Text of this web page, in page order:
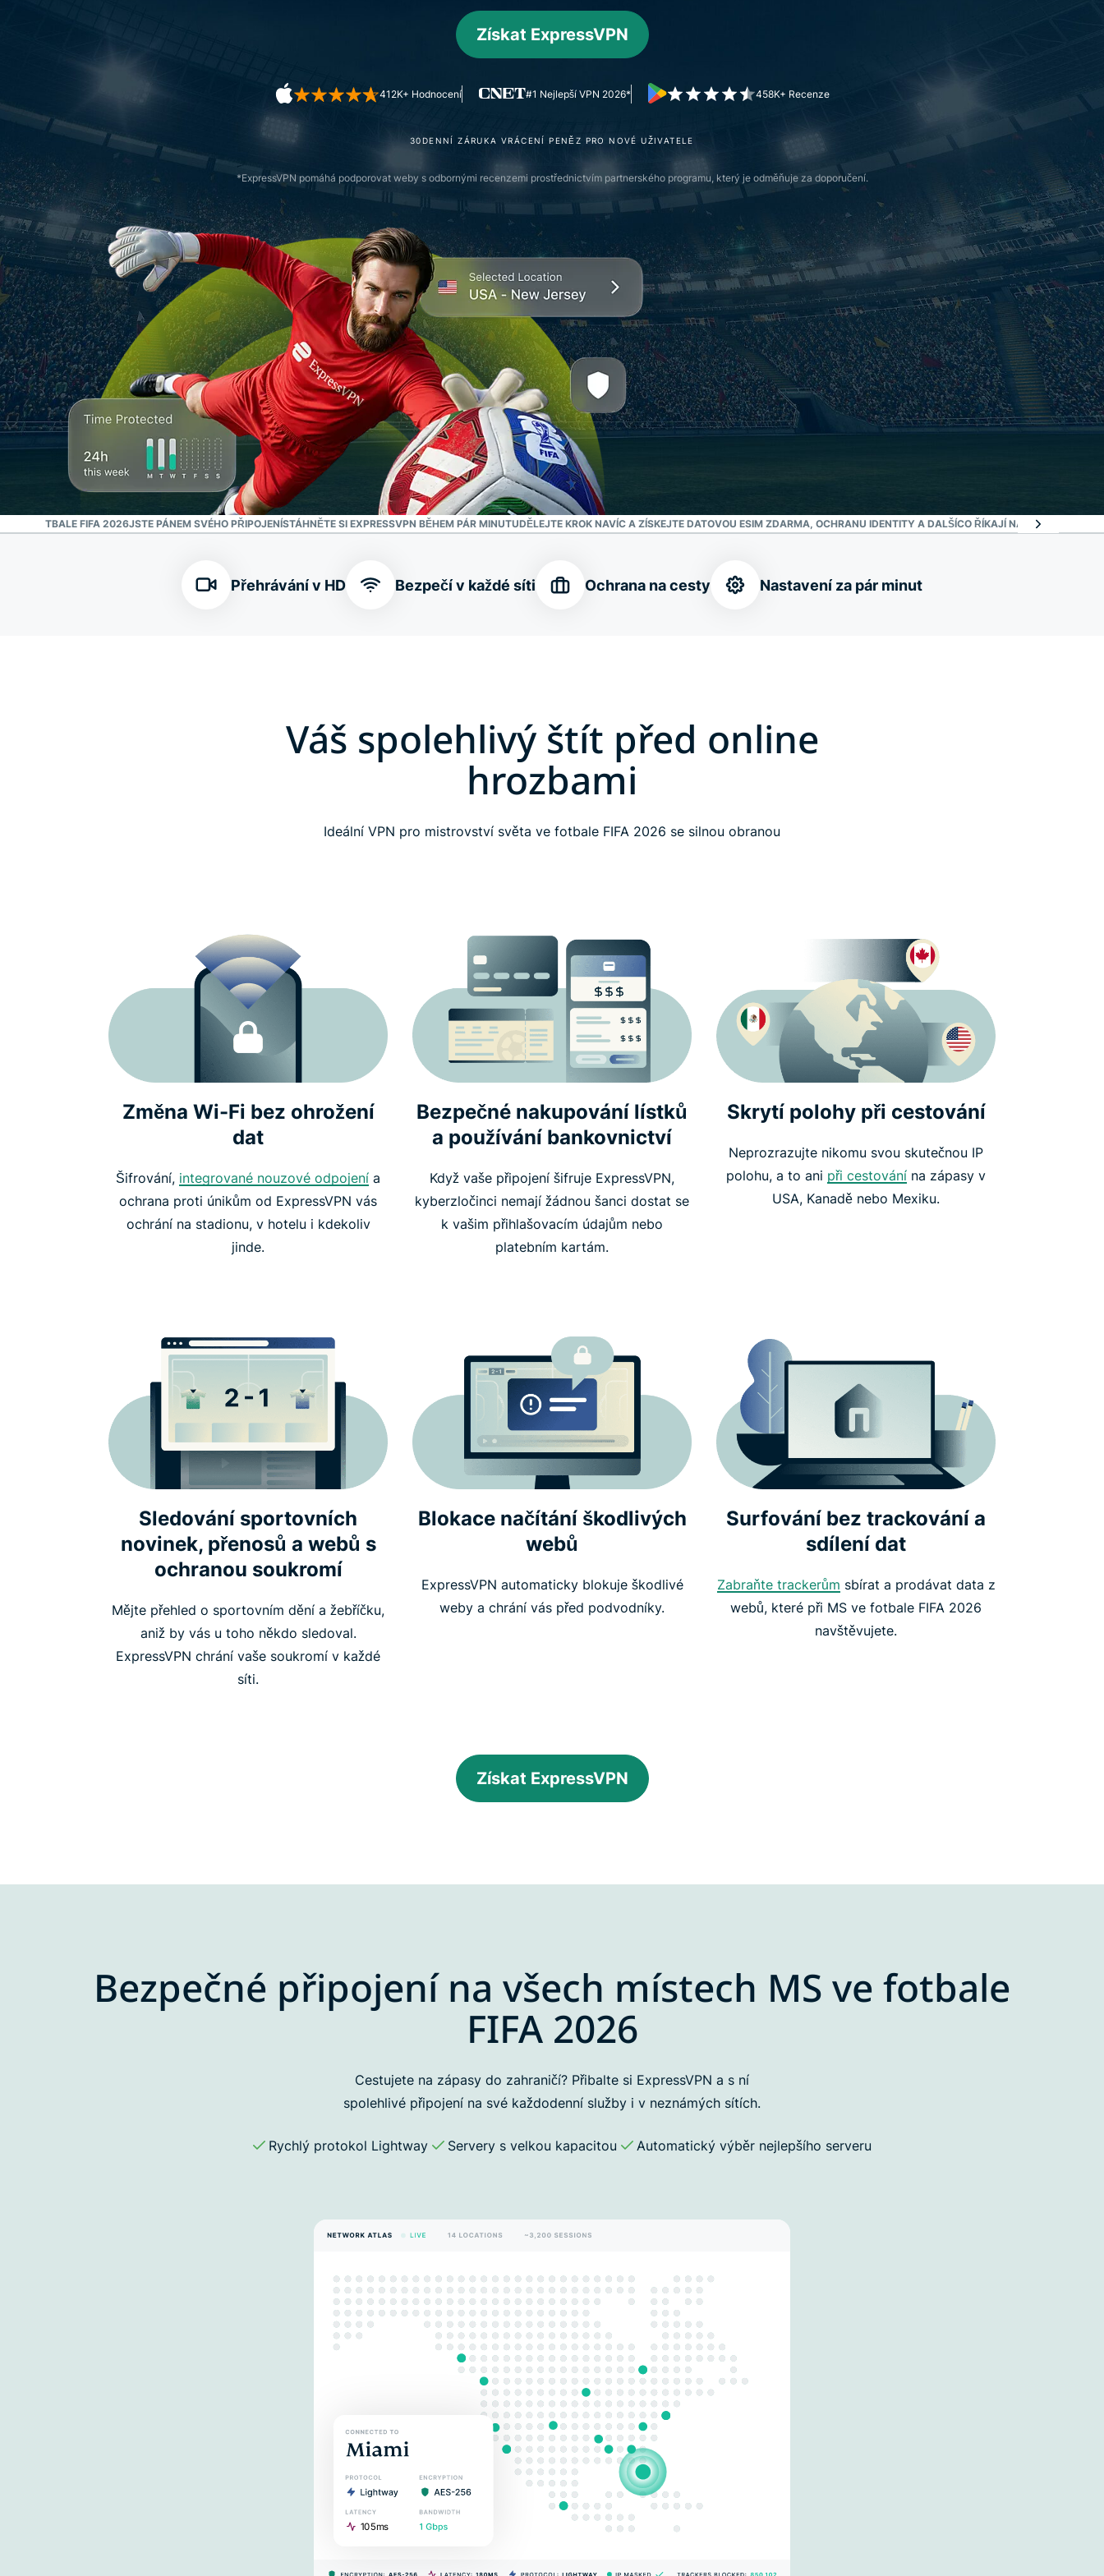
ověřování a
více.
znalosti a
chrání
Identity
Výkonná
nástrojů pro
odstranění
dat
Získat ExpressVPN
412K+ Hodnocení #1 Nejlepší VPN 2026* 458K+ Recenze
30DENNÍ ZÁRUKA VRÁCENÍ PENĚZ PRO NOVÉ UŽIVATELE
*ExpressVPN pomáhá podporovat weby s odbornými recenzemi prostřednictvím partnerského programu, který je odměňuje za doporučení.
VE FOTBALE FIFA 2026JSTE PÁNEM SVÉHO PŘIPOJENÍSTÁHNĚTE SI EXPRESSVPN BĚHEM PÁR MINUTUDĚLEJTE KROK NAVÍC A ZÍSKEJTE DATOVOU ESIM ZDARMA, OCHRANU IDENTITY A DALŠÍCO ŘÍKAJÍ NA EXPRESSVPN
Přehrávání v HD Bezpečí v každé síti Ochrana na cesty Nastavení za pár minut
Váš spolehlivý štít před online
hrozbami
Ideální VPN pro mistrovství světa ve fotbale FIFA 2026 se silnou obranou
Změna Wi-Fi bez ohrožení
dat
Šifrování, integrované nouzové odpojení a
ochrana proti únikům od ExpressVPN vás
ochrání na stadionu, v hotelu i kdekoliv
jinde.
Bezpečné nakupování lístků
a používání bankovnictví
Když vaše připojení šifruje ExpressVPN,
kyberzločinci nemají žádnou šanci dostat se
k vašim přihlašovacím údajům nebo
platebním kartám.
Skrytí polohy při cestování
Neprozrazujte nikomu svou skutečnou IP
polohu, a to ani při cestování na zápasy v
USA, Kanadě nebo Mexiku.
Sledování sportovních
novinek, přenosů a webů s
ochranou soukromí
Mějte přehled o sportovním dění a žebříčku,
aniž by vás u toho někdo sledoval.
ExpressVPN chrání vaše soukromí v každé
síti.
Blokace načítání škodlivých
webů
ExpressVPN automaticky blokuje škodlivé
weby a chrání vás před podvodníky.
Surfování bez trackování a
sdílení dat
Zabraňte trackerům sbírat a prodávat data z
webů, které při MS ve fotbale FIFA 2026
navštěvujete.
Získat ExpressVPN
Bezpečné připojení na všech místech MS ve fotbale
FIFA 2026
Cestujete na zápasy do zahraničí? Přibalte si ExpressVPN a s ní
spolehlivé připojení na své každodenní služby i v neznámých sítích.
Rychlý protokol Lightway Servery s velkou kapacitou Automatický výběr nejlepšího serveru